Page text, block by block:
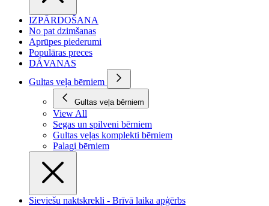
IZPĀRDOŠANA
No pat dzimšanas
Aprūpes piederumi
Populāras preces
DĀVANAS
Gultas veļa bērniem
Gultas veļa bērniem
View All
Segas un spilveni bērniem
Gultas veļas komplekti bērniem
Palagi bērniem
Sieviešu naktskrekli - Brīvā laika apģērbs